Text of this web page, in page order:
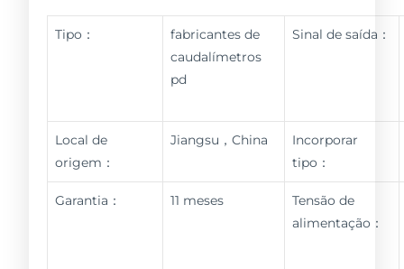
Tipo：
fabricantes de
caudalímetros
pd
Sinal de saída：
Local de
origem：
Jiangsu，China
Incorporar
tipo：
Garantia： 11 meses
Tensão de
alimentação：